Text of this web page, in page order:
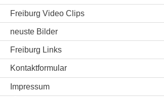
Freiburg Video Clips
neuste Bilder
Freiburg Links
Kontaktformular
Impressum